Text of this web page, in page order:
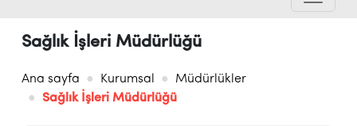
Sağlık İşleri Müdürlüğü
Ana sayfa Kurumsal
Müdürlükler
Sağlık İşleri Müdürlüğü